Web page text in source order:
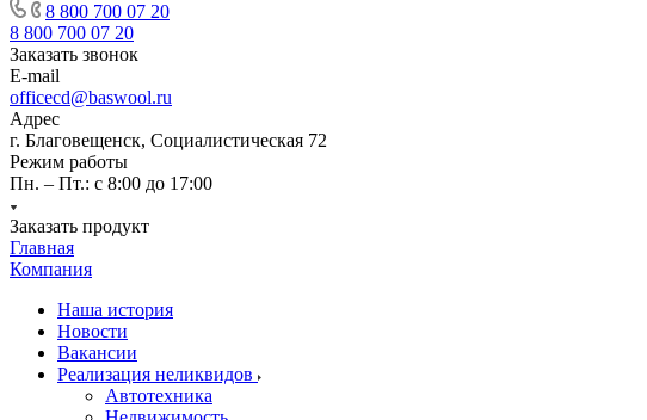
8 800 700 07 20
8 800 700 07 20
Заказать звонок
E-mail
officecd@baswool.ru
Адрес
г. Благовещенск, Социалистическая 72
Режим работы
Пн. – Пт.: с 8:00 до 17:00
Заказать продукт
Главная
Компания
Наша история
Новости
Вакансии
Реализация неликвидов
Автотехника